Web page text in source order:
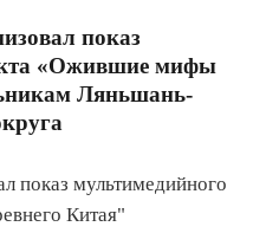
показ
«Ожившие мифы
Ляньшань-
показ мультимедийного
Китая"